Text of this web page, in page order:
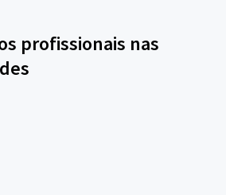
profissionais nas